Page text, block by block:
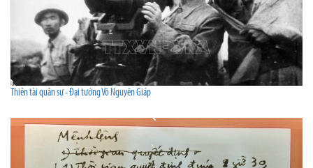
Thiên tài quân sự - Đại tướng Võ Nguyên Giáp